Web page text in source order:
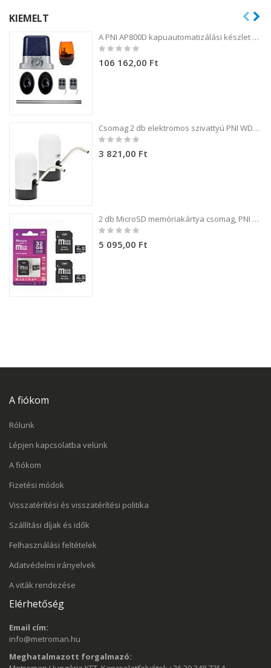
KIEMELT
A PNI AP800D kapuautomatizálási készlet 4 m-es fém fogaskerék-motort, fotocellákat, távirányítót, lámpát, 230 V-os 1100 N és 800 kg-os tolókaput tartalmaz.
Rating:
106 162,00 Ft
Csomag 2 db elektromos szivattyú PNI WD100 palackhoz töltés USB-C-n keresztül, 800 mAh akkumulátor, teljesítmény 4W
Rating:
3 821,00 Ft
2 db MicroSD memóriakártya csomag, PNI 32GB Class 10, 80 Mb/s, V30, SD adapterekkel
Rating:
5 095,00 Ft
A fiókom
Rólunk
Lépjen kapcsolatba velünk
A fiókom
Fizetési módok
Visszatérítési és visszatérítési politika
Szállítási díjak és idők
Felhasználási feltételek
Adatvédelmi irányelvek
A viták rendezése
Elérhetőség
Email cím:
info@metroman.hu
Meghatalmazott forgalmazó: